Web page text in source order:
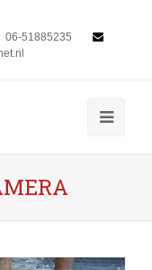
06-51885235